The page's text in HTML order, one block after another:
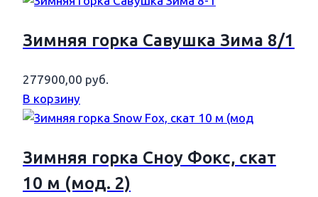
Зимняя горка Савушка Зима 8/1
277900,00 руб.
В корзину
Зимняя горка Сноу Фокс, скат
10 м (мод. 2)